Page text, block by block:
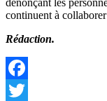
dénonçant les
continuent à
Rédaction.
Facebook